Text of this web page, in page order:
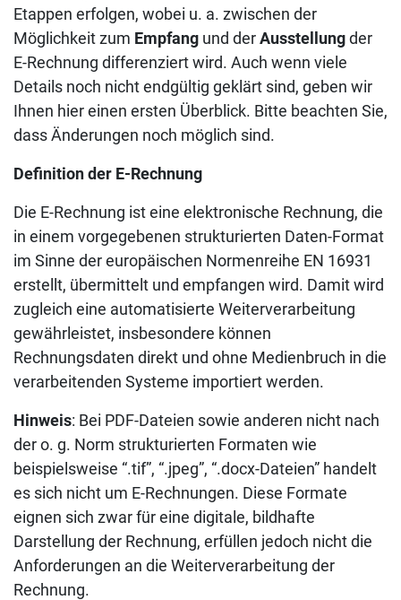
Etappen erfolgen, wobei u. a. zwischen der
Möglichkeit zum Empfang und derAusstellungder
E-Rechnung differenziert wird. Auch wenn viele
Details noch nicht endgültig geklärt sind, geben wir
Ihnen hier einen ersten Überblick. Bitte beachten Sie,
dass Änderungen noch möglich sind.
Definition der E-Rechnung
Die E-Rechnung ist eine elektronische Rechnung, die
in einem vorgegebenen strukturierten Daten-Format
im Sinne der europäischen Normenreihe EN 16931
erstellt, übermittelt und empfangen wird. Damit wird
zugleich eine automatisierte Weiterverarbeitung
gewährleistet, insbesondere können
Rechnungsdaten direkt und ohne Medienbruch in die
verarbeitenden Systeme importiert werden.
Hinweis: Bei PDF-Dateien sowie anderen nicht nach
der o. g. Norm strukturierten Formaten wie
beispielsweise “.tif”, “.jpeg”, “.docx-Dateien” handelt
es sich nicht um E-Rechnungen. Diese Formate
eignen sich zwar für eine digitale, bildhafte
Darstellung der Rechnung, erfüllen jedoch nicht die
Anforderungen an die Weiterverarbeitung der
Rechnung.